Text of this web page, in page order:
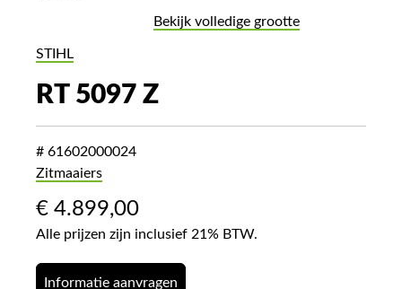
Bekijk volledige grootte
STIHL
RT 5097 Z
# 61602000024
Zitmaaiers
€ 4.899,00
Alle prijzen zijn inclusief 21% BTW.
Informatie aanvragen